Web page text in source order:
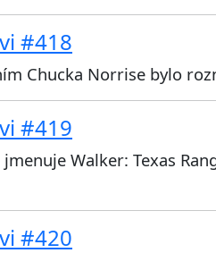
#418
Chucka Norrise bylo
#419
jmenuje Walker: Texas
#420